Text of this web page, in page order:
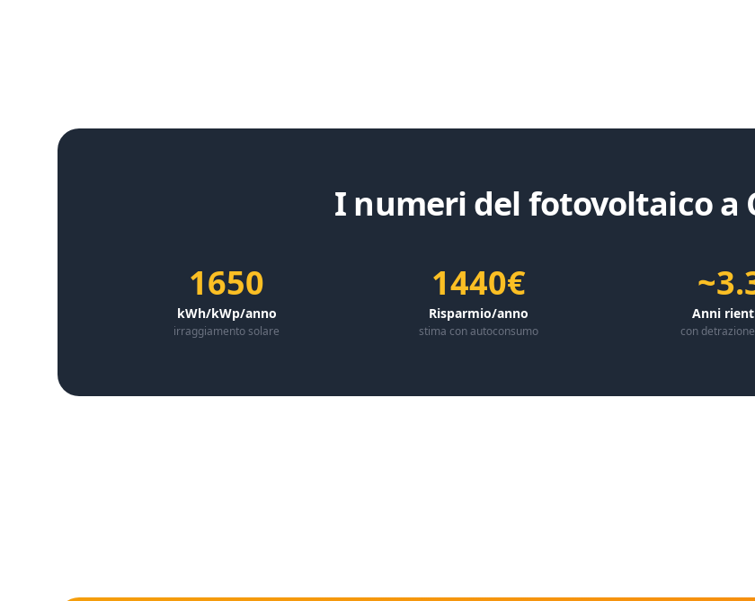
I numeri del fotovoltaico a
1650
kWh/kWp/anno
irraggiamento solare
1440€
Risparmio/anno
stima con autoconsumo
Anni
con